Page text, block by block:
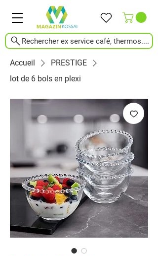
Rechercher ex service café, thermos....
Accueil
PRESTIGE
lot de 6 bols en plexi